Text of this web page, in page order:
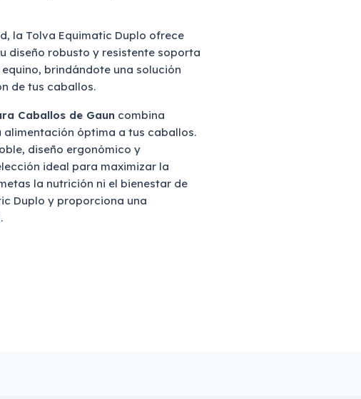
la Tolva Equimatic Duplo ofrece
diseño robusto y resistente soporta
brindándote una solución
de tus caballos.
Caballos de Gaun combina
óptima a tus caballos.
diseño ergonómico y
ideal para maximizar la
la nutrición ni el bienestar de
Duplo y proporciona una